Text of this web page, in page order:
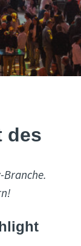
des